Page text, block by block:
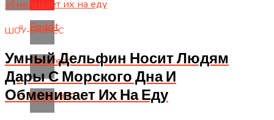
Reddit
Pinterest
Whatsapp
ШОУ-БИЗНЕС
Умный Дельфин Носит Людям
Дары С Морского Дна И
Обменивает Их На Еду